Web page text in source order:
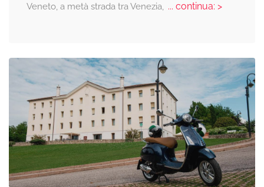
Veneto, a metà strada tra Venezia, ... continua: >